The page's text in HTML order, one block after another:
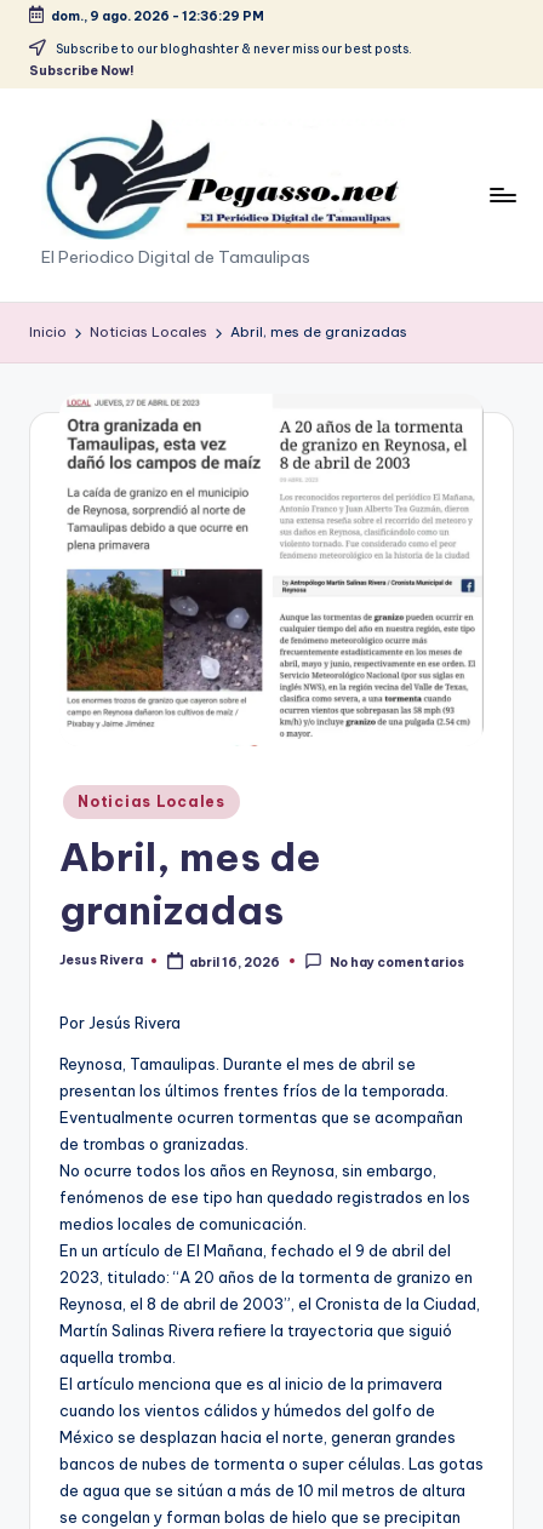
Saltar
dom., 9 ago. 2026 - 12:36:29 PM
Subscribe to our bloghashter & never miss our best posts.
Subscribe Now!
p
e
g
s
El Periodico Digital de Tamaulipas
Inicio Noticias Locales Abril, mes de granizadas
Publicado
en
Noticias Locales
Abril, mes de
granizadas
Publicado
Jesus Rivera abril 16, 2026 No hay comentarios
Por Jesús Rivera
Reynosa, Tamaulipas. Durante el mes de abril se
presentan los últimos frentes fríos de la temporada.
Eventualmente ocurren tormentas que se acompañan
de trombas o granizadas.
No ocurre todos los años en Reynosa, sin embargo,
fenómenos de ese tipo han quedado registrados en los
medios locales de comunicación.
En un artículo de El Mañana, fechado el 9 de abril del
2023, titulado: “A 20 años de la tormenta de granizo en
Reynosa, el 8 de abril de 2003”, el Cronista de la Ciudad,
Martín Salinas Rivera refiere la trayectoria que siguió
aquella tromba.
El artículo menciona que es al inicio de la primavera
cuando los vientos cálidos y húmedos del golfo de
México se desplazan hacia el norte, generan grandes
bancos de nubes de tormenta o super células. Las gotas
de agua que se sitúan a más de 10 mil metros de altura
se congelan y forman bolas de hielo que se precipitan